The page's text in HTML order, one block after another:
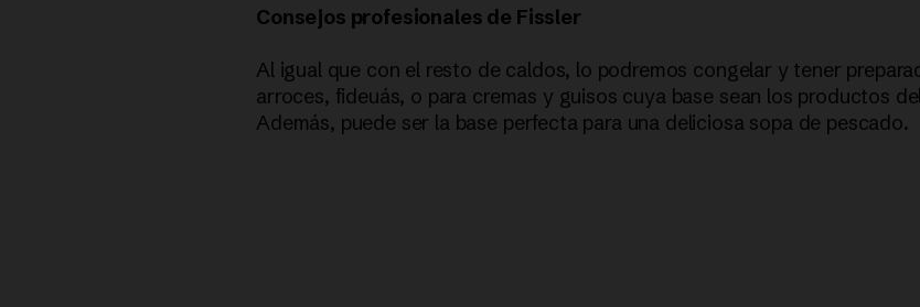
Consejos profesionales de Fissler
Al igual que con el resto de caldos, lo podremos congelar y tener
arroces, fideuás, o para cremas y guisos cuya base sean los productos
Además, puede ser la base perfecta para una deliciosa sopa de pescado.